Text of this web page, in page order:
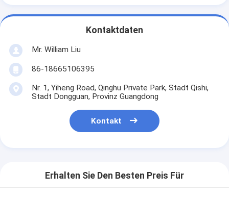
Kontaktdaten
Mr. William Liu
86-18665106395
Nr. 1, Yiheng Road, Qinghu Private Park, Stadt Qishi,
Stadt Dongguan, Provinz Guangdong
Kontakt
Erhalten Sie Den Besten Preis Für